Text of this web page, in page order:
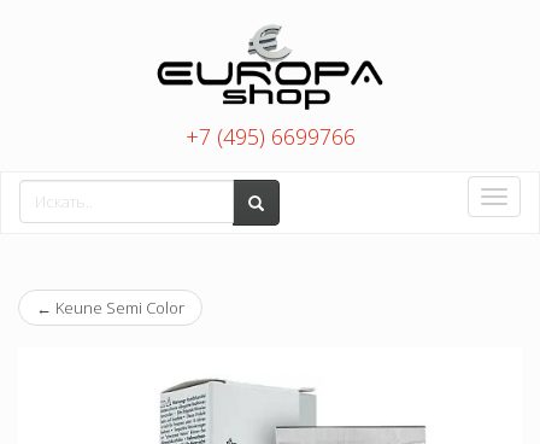
+7 (495) 6699766
Toggle
← Keune Semi Color